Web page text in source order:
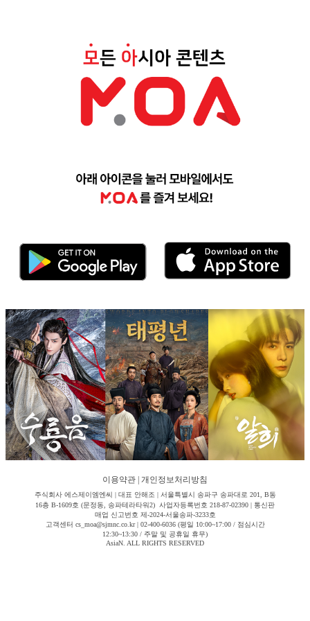
이용약관 개인정보처리방침
주식회사 에스제이엠엔씨 | 대표 안해조 | 서울특별시 송파구 송파대로 201, B동
16층 B-1609호 (문정동, 송파테라타워2) 사업자등록번호 218-87-02390 | 통신판
매업 신고번호 제-2024-서울송파-3233호
고객센터 cs_moa@sjmnc.co.kr | 02-400-6036 (평일 10:00~17:00 / 점심시간
12:30~13:30 / 주말 및 공휴일 휴무)
AsiaN. ALL RIGHTS RESERVED